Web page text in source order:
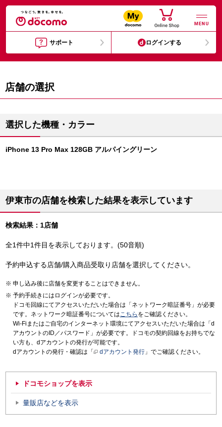
MENU
サポート ログインする
店舗の選択
選択した機種・カラー
iPhone 13 Pro Max 128GB アルパイングリーン
伊東市の店舗を検索した結果を表示しています
検索結果：1店舗
全1件中1件目を表示しております。(50音順)
予約申込する店舗/購入商品受取り店舗を選択してください。
申し込み後に店舗を変更することはできません。
予約手続きにはログインが必要です。
ドコモ回線にてアクセスいただいた場合は「ネットワーク暗証番号」が必要
です。ネットワーク暗証番号についてはこちら をご確認ください。
Wi-Fiまたはご自宅のインターネット環境にてアクセスいただいた場合は「d
アカウントのID／パスワード」が必要です。ドコモの契約回線をお持ちでな
い方も、dアカウントの発行が可能です。
dアカウントの発行・確認は「
dアカウント発行 」でご確認ください。
ドコモショップを表示
量販店などを表示